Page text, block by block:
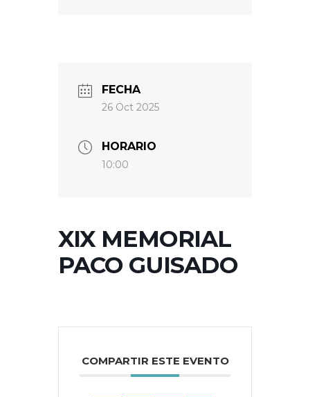
FECHA
26 Oct 2025
HORARIO
10:00
XIX MEMORIAL
PACO GUISADO
COMPARTIR ESTE EVENTO